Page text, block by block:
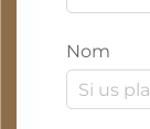
Nom